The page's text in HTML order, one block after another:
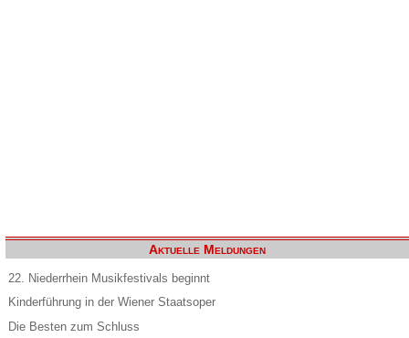
Aktuelle Meldungen
22. Niederrhein Musikfestivals beginnt
Kinderführung in der Wiener Staatsoper
Die Besten zum Schluss